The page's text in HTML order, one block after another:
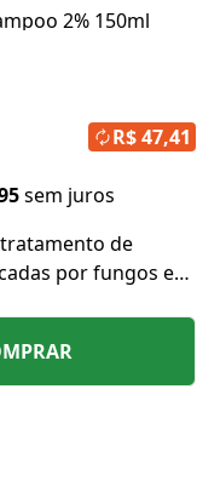
2% 150ml
sem juros
R$ 47,41
de
por fungos e